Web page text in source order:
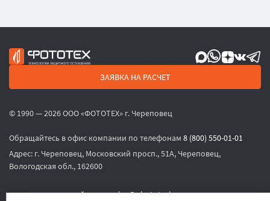
ЗАЯВКА НА РАСЧЕТ
© 1990 — 2026 ООО «ФОТОТЕХ» г. Череповец
Обращайтесь в офис компании по телефонам 8 (800) 550-01-01
Адрес: г. Череповец, Московский просп., 51А, Череповец,
Вологодская обл., 162600
или по электронной почтеsales@phototech.ru